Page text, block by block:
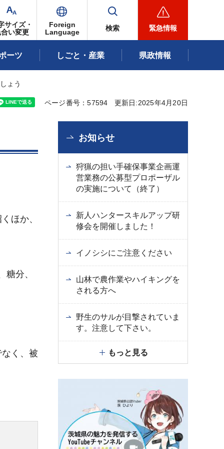
サイズ・
い変更
Foreign
Language
検索 緊急情報
ーツ しごと・産業 県政情報
ょう
ページ番号：57594 更新日:2025年4月20日
ほか、
分、
く、被
お知らせ
狩猟の担い手確保事業企画運
営業務の公募型プロポーザル
の実施について（終了）
新人ハンタースキルアップ研
修会を開催しました！
イノシシにご注意ください
山林で農作業やハイキングを
される方へ
野生のサルが目撃されていま
す。注意して下さい。
もっと見る